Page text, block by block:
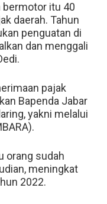
bermotor itu 40
daerah. Tahun
penguatan di
dan menggali
pajak
Bapenda Jabar
yakni melalui
orang sudah
meningkat
2022.